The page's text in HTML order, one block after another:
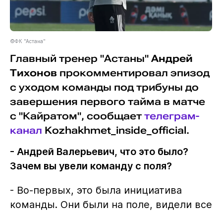
©ФК "Астана"
Главный тренер "Астаны" Андрей
Тихонов прокомментировал эпизод
с уходом команды под трибуны до
завершения первого тайма в матче
с "Кайратом", сообщает телеграм-
канал Kozhakhmet_inside_official.
- Андрей Валерьевич, что это было?
Зачем вы увели команду с поля?
- Во-первых, это была инициатива
команды. Они были на поле, видели все